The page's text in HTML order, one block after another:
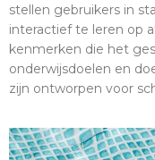
stellen gebruikers in
interactief te leren op
kenmerken die het
onderwijsdoelen en
zijn ontworpen voor